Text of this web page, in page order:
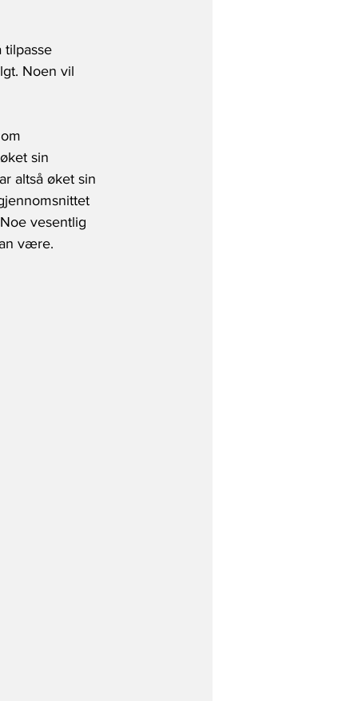
tilpasse
Noen vil
sin
altså øket sin
vesentlig
være.